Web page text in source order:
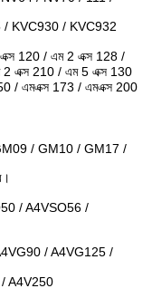
KVC930 / KVC932
120 / এম 2 এক্স 128 /
এক্স 210 / এম 5 এক্স 130
/ এমএক্স 173 / এমএক্স 200
/ GM10 / GM17 /
/ A4VSO56 /
/ A4VG125 /
A4V250